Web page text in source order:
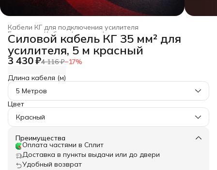
Кабели КГ для подключения усилителя
Кабели (провода) для автозвука из меди
Главная
Силовой кабель КГ 35 мм² для
усилителя, 5 м красный
3 430 ₽4 116 ₽−17%
Длина кабеля (м)
5 Метров
Цвет
Красный
Преимущества
Оплата частями в Сплит
Доставка в пункты выдачи или до двери
Удобный возврат